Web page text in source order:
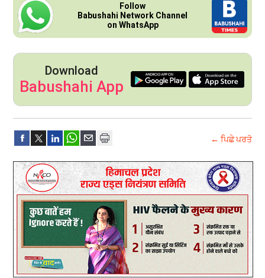
Follow
Babushahi Network Channel
on WhatsApp
Download
Babushahi App
← ਪਿਛੇ ਪਰਤੋ